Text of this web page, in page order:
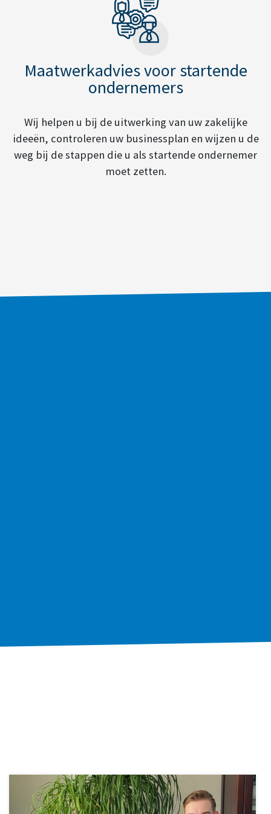
Maatwerkadvies voor startende
ondernemers
Wij helpen u bij de uitwerking van uw zakelijke
ideeën, controleren uw businessplan en wijzen u de
weg bij de stappen die u als startende ondernemer
moet zetten.